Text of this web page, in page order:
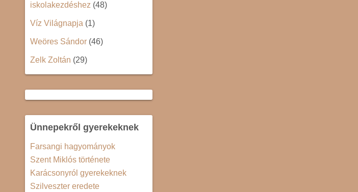
iskolakezdéshez (48)
Víz Világnapja (1)
Weöres Sándor (46)
Zelk Zoltán (29)
Ünnepekről gyerekeknek
Farsangi hagyományok
Szent Miklós története
Karácsonyról gyerekeknek
Szilveszter eredete